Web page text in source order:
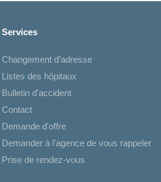
Services
Changement d’adresse
Listes des hôpitaux
Bulletin d'accident
Contact
Demande d'offre
Demander à l'agence de vous rappeler
Prise de rendez-vous